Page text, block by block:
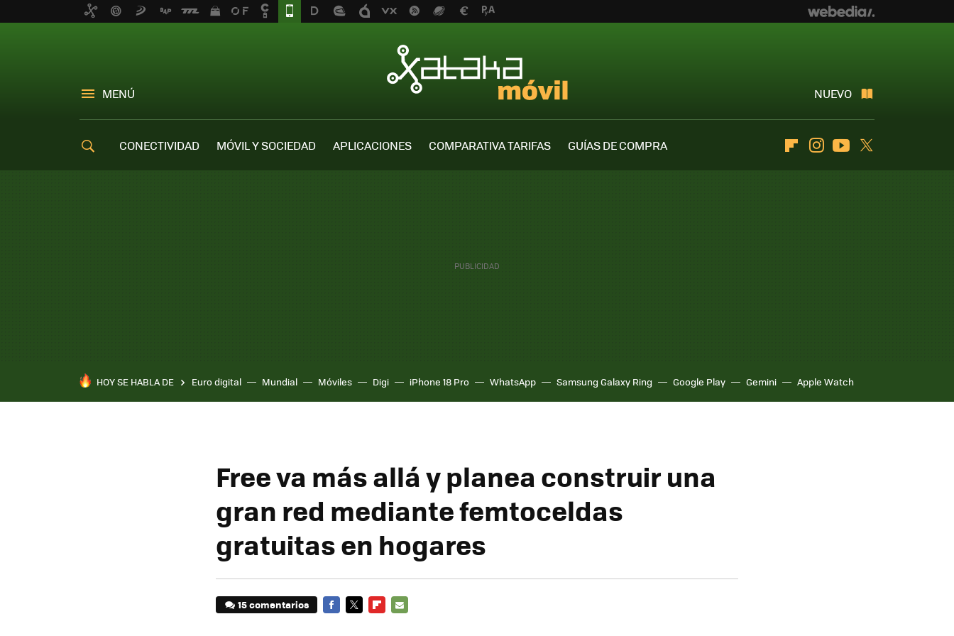
MENÚ NUEVO
CONECTIVIDAD MÓVIL Y SOCIEDAD APLICACIONES COMPARATIVA TARIFAS
GUÍAS DE COMPRA
FlipboardInstagramYoutube
HOY SE HABLA DE Euro digital Mundial Móviles Digi iPhone 18 Pro WhatsApp Samsung Galaxy Ring Google Play Gemini Apple Watch
Free va más allá y planea construir una
gran red mediante femtoceldas
gratuitas en hogares
15 comentarios